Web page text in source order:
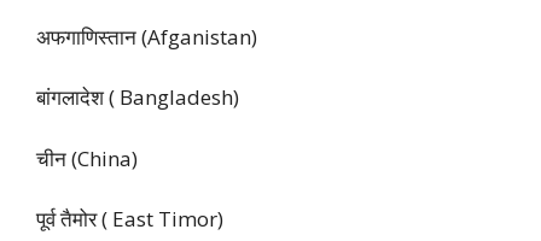
अफगाणिस्तान (Afganistan)
बांगलादेश ( Bangladesh)
चीन (China)
पूर्व तैमोर ( East Timor)